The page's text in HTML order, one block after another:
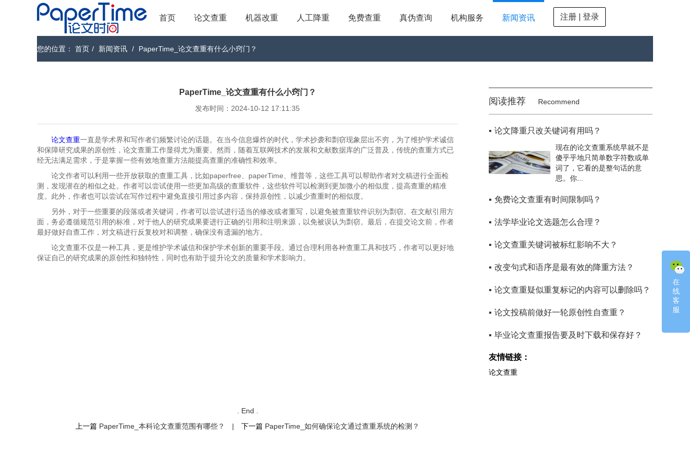
首页 论文查重 机器改重 人工降重 免费查重 真伪查询 机构服务 新闻资讯 注册 | 登录
在
线
客
服
您的位置： 首页 / 新闻资讯 / PaperTime_论文查重有什么小窍门？
PaperTime_论文查重有什么小窍门？
发布时间：2024-10-12 17:11:35
论文查重一直是学术界和写作者们频繁讨论的话题。在当今信息爆炸的时代，学术抄袭和剽窃现象层出不穷，为了维护学术诚信
和保障研究成果的原创性，论文查重工作显得尤为重要。然而，随着互联网技术的发展和文献数据库的广泛普及，传统的查重方式已
经无法满足需求，于是掌握一些有效地查重方法能提高查重的准确性和效率。
论文作者可以利用一些开放获取的查重工具，比如paperfree、paperTime、维普等，这些工具可以帮助作者对文稿进行全面检
测，发现潜在的相似之处。作者可以尝试使用一些更加高级的查重软件，这些软件可以检测到更加微小的相似度，提高查重的精准
度。此外，作者也可以尝试在写作过程中避免直接引用过多内容，保持原创性，以减少查重时的相似度。
另外，对于一些重要的段落或者关键词，作者可以尝试进行适当的修改或者重写，以避免被查重软件识别为剽窃。在文献引用方
面，务必遵循规范引用的标准，对于他人的研究成果要进行正确的引用和注明来源，以免被误认为剽窃。最后，在提交论文前，作者
最好做好自查工作，对文稿进行反复校对和调整，确保没有遗漏的地方。
论文查重不仅是一种工具，更是维护学术诚信和保护学术创新的重要手段。通过合理利用各种查重工具和技巧，作者可以更好地
保证自己的研究成果的原创性和独特性，同时也有助于提升论文的质量和学术影响力。
. End .
上一篇 PaperTime_本科论文查重范围有哪些？ | 下一篇 PaperTime_如何确保论文通过查重系统的检测？
阅读推荐 Recommend
▪ 论文降重只改关键词有用吗？
现在的论文查重系统早就不是
傻乎乎地只简单数字符数或单
词了，它看的是整句话的意
思。你...
▪ 免费论文查重有时间限制吗？
▪ 法学毕业论文选题怎么合理？
▪ 论文查重关键词被标红影响不大？
▪ 改变句式和语序是最有效的降重方法？
▪ 论文查重疑似重复标记的内容可以删除吗？
▪ 论文投稿前做好一轮原创性自查重？
▪ 毕业论文查重报告要及时下载和保存好？
友情链接：
论文查重
在
线
客
服